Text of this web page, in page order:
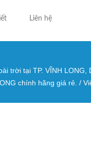
Liên hệ
trời tại TP. VĨNH LONG,
chính hãng giá rẻ. /